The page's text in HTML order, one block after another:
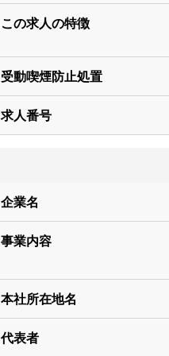
この求人の特徴
受動喫煙防止処置
求人番号
企業名
事業内容
本社所在地名
代表者